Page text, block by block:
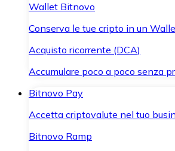
Wallet Bitnovo
Conserva le tue cripto in un
Acquisto ricorrente (DCA)
Accumulare poco a poco senza
Bitnovo Pay
Accetta criptovalute nel tuo
Bitnovo Ramp